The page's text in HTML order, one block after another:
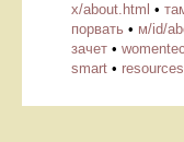
х/about.html •
порвать • м/id/
зачет •
smart • resources